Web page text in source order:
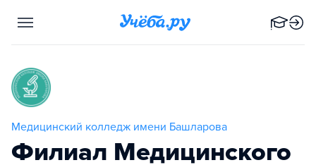
Медицинский колледж имени Башларова
Филиал Медицинского